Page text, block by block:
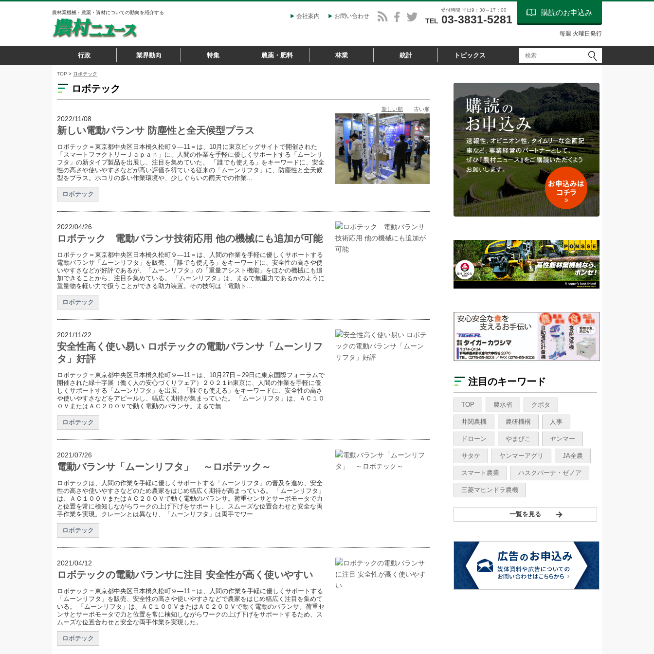
農林業機械・農薬・資材についての動向を紹介する
会社案内 お問い合わせ
受付時間 平日9：30～17：00
TEL 03-3831-5281
購読のお申込み
毎週 火曜日発行
行政 業界動向 特集 農薬・肥料 林業 統計 トピックス
TOP > ロボテック
ロボテック
新しい順 古い順
2022/11/08
新しい電動バランサ 防塵性と全天候型プラス
ロボテック＝東京都中央区日本橋久松町９―11＝は、10月に東京ビッグサイトで開催された
「スマートファクトリーＪａｐａｎ」に、人間の作業を手軽に優しくサポートする「ムーンリ
フタ」の新タイプ製品を出展し、注目を集めていた。 「誰でも使える」をキーワードに、安全
性の高さや使いやすさなどが高い評価を得ている従来の「ムーンリフタ」に、防塵性と全天候
型をプラス。ホコリの多い作業環境や、少しぐらいの雨天での作業...
ロボテック
2022/04/26
ロボテック 電動バランサ技術応用 他の機械にも追加が可能
ロボテック＝東京都中央区日本橋久松町９―11＝は、人間の作業を手軽に優しくサポートする
電動バランサ「ムーンリフタ」を販売、「誰でも使える」をキーワードに、安全性の高さや使
いやすさなどが好評であるが、「ムーンリフタ」の「重量アシスト機能」をほかの機械にも追
加できることから、注目を集めている。 「ムーンリフタ」は、まるで無重力であるかのように
重量物を軽い力で扱うことができる助力装置。その技術は「電動ト...
ロボテック
2021/11/22
安全性高く使い易い ロボテックの電動バランサ「ムーンリフ
タ」好評
ロボテック＝東京都中央区日本橋久松町９―11＝は、10月27日～29日に東京国際フォーラムで
開催された緑十字展（働く人の安心づくりフェア）２０２１in東京に、人間の作業を手軽に優
しくサポートする「ムーンリフタ」を出展、「誰でも使える」をキーワードに、安全性の高さ
や使いやすさなどをアピールし、幅広く期待が集まっていた。 「ムーンリフタ」は、ＡＣ１０
０ＶまたはＡＣ２００Ｖで動く電動のバランサ。まるで無...
ロボテック
2021/07/26
電動バランサ「ムーンリフタ」 ～ロボテック～
ロボテックは、人間の作業を手軽に優しくサポートする「ムーンリフタ」の普及を進め、安全
性の高さや使いやすさなどのため農家をはじめ幅広く期待が高まっている。 「ムーンリフタ」
は、ＡＣ１００ＶまたはＡＣ２００Ｖで動く電動のバランサ。荷重センサとサーボモータで力
と位置を常に検知しながらワークの上げ下げをサポートし、スムーズな位置合わせと安全な両
手作業を実現。クレーンとは異なり、「ムーンリフタ」は両手でワー...
ロボテック
2021/04/12
ロボテックの電動バランサに注目 安全性が高く使いやすい
ロボテック＝東京都中央区日本橋久松町９―11＝は、人間の作業を手軽に優しくサポートする
「ムーンリフタ」を販売、安全性の高さや使いやすさなどで農家をはじめ幅広く注目を集めて
いる。 「ムーンリフタ」は、ＡＣ１００ＶまたはＡＣ２００Ｖで動く電動のバランサ。荷重セ
ンサとサーボモータで力と位置を常に検知しながらワークの上げ下げをサポートするため、ス
ムーズな位置合わせと安全な両手作業を実現した。
ロボテック
注目のキーワード
TOP 農水省 クボタ
井関農機 農研機構 人事
ドローン やまびこ ヤンマー
サタケ ヤンマーアグリ JA全農
スマート農業 ハスクバーナ・ゼノア
三菱マヒンドラ農機
一覧を見る